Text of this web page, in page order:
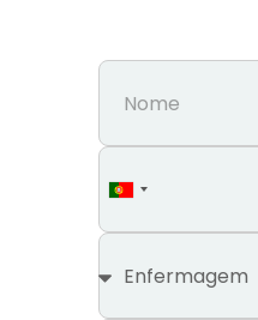
Portugal
+351